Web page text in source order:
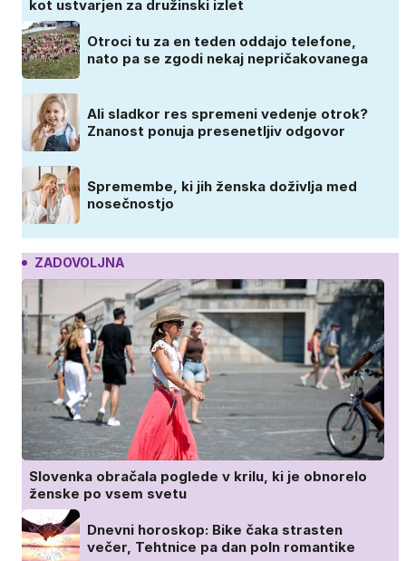
kot ustvarjen za družinski izlet
Otroci tu za en teden oddajo telefone,
nato pa se zgodi nekaj nepričakovanega
Ali sladkor res spremeni vedenje otrok?
Znanost ponuja presenetljiv odgovor
Spremembe, ki jih ženska doživlja med
nosečnostjo
ZADOVOLJNA
Slovenka obračala poglede v krilu, ki je obnorelo
ženske po vsem svetu
Dnevni horoskop: Bike čaka strasten
večer, Tehtnice pa dan poln romantike